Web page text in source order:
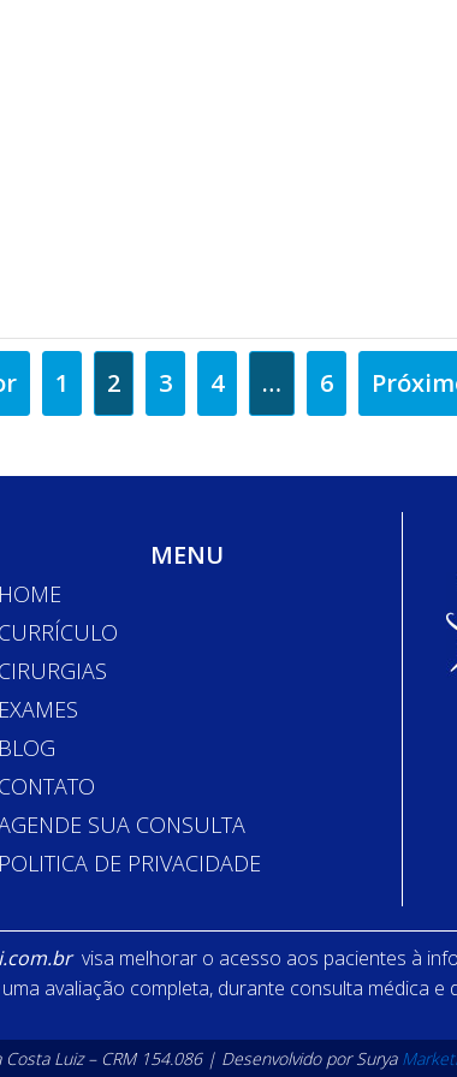
1 2 3 4 … 6
MENU
HOME
CURRÍCULO
CIRURGIAS
EXAMES
BLOG
CONTATO
SUA CONSULTA
POLITICA DE PRIVACIDADE
visa melhorar o acesso aos pacientes à
avaliação completa, durante consulta médica e
Luiz – CRM 154.086 | Desenvolvido por Surya